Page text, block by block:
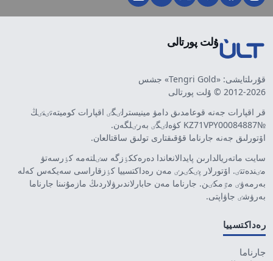
ۇلت پورتالى
قۇرىلتايشى: «Tengri Gold» جشس
2012-2026 © ۇلت پورتالى
قر اقپارات جەنە قوعامدىق دامۋ مينيسترلٸگٸ اقپارات كوميتەتٸنٸڭ
№KZ71VPY00084887 كۋەلٸگٸ بەرٸلگەن.
اۆتورلىق جەنە جارناما قۇقىقتارى تولىق ساقتالعان.
سايت ماتەريالدارىن پايدالانعاندا دەرەككٶزگە سٸلتەمە كٶرسەتۋ
مٸندەتتٸ. اۆتورلار پٸكٸرٸ مەن رەداكتسييا كٶزقاراسى سەيكەس كەلە
بەرمەۋٸ مٷمكٸن. جارناما مەن حابارلاندىرۋلاردىڭ مازمۇنىنا جارناما
بەرۋشٸ جاۋاپتى.
رەداكتسييا
جارناما